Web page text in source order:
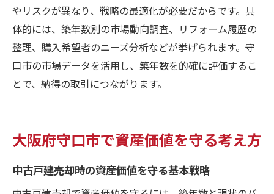
築年数が資産価値評価に不可欠な理由
納得の取引へ導く中古戸建売却の極意
納得できる中古戸建売却のための築年数対
策
築年数に配慮した中古戸建売却の交渉ポイ
中古戸建売却で後悔しない築年数の見極め
方
築年数重視の中古戸建売却で得する極意
スムーズな中古戸建売却を築年数で実現
やリスクが異なり、戦略の最適化が必要だからです。具
体的には、築年数別の市場動向調査、リフォーム履歴の
整理、購入希望者のニーズ分析などが挙げられます。守
口市の市場データを活用し、築年数を的確に評価するこ
とで、納得の取引につながります。
大阪府守口市で資産価値を守る考え方
中古戸建売却時の資産価値を守る基本戦略